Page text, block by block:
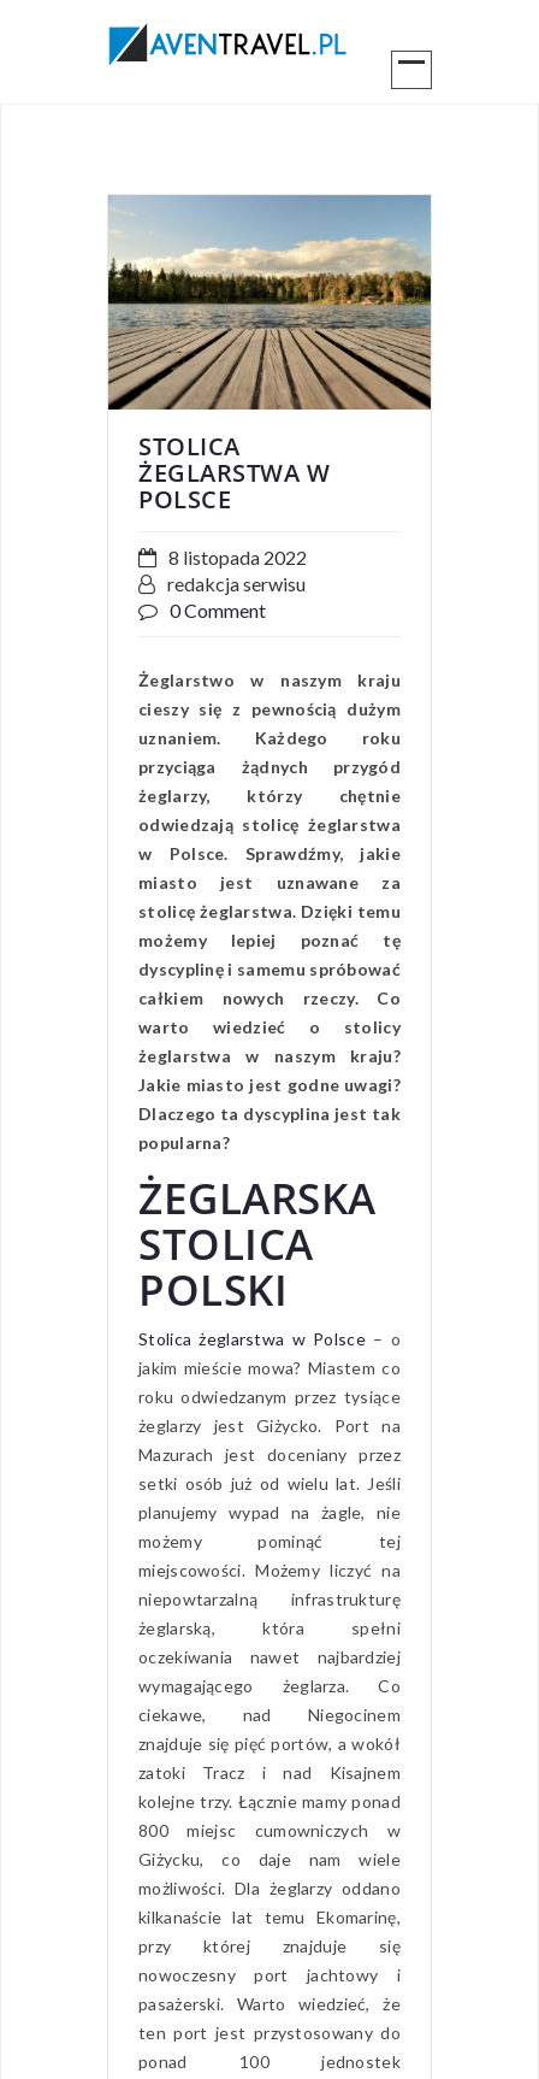
STOLICA
ŻEGLARSTWA W
POLSCE
8 listopada 2022
redakcja serwisu
0 Comment
Żeglarstwo w naszym kraju
cieszy się z pewnością dużym
uznaniem. Każdego roku
przyciąga żądnych przygód
żeglarzy, którzy chętnie
odwiedzają stolicę żeglarstwa
w Polsce. Sprawdźmy, jakie
miasto jest uznawane za
stolicę żeglarstwa. Dzięki temu
możemy lepiej poznać tę
dyscyplinę i samemu spróbować
całkiem nowych rzeczy. Co
warto wiedzieć o stolicy
żeglarstwa w naszym kraju?
Jakie miasto jest godne uwagi?
Dlaczego ta dyscyplina jest tak
popularna?
ŻEGLARSKA
STOLICA
POLSKI
Stolica żeglarstwa w Polsce– o
jakim mieście mowa? Miastem co
roku odwiedzanym przez tysiące
żeglarzy jest Giżycko. Port na
Mazurach jest doceniany przez
setki osób już od wielu lat. Jeśli
planujemy wypad na żagle, nie
możemy pominąć tej
miejscowości. Możemy liczyć na
niepowtarzalną infrastrukturę
żeglarską, która spełni
oczekiwania nawet najbardziej
wymagającego żeglarza. Co
ciekawe, nad Niegocinem
znajduje się pięć portów, a wokół
zatoki Tracz i nad Kisajnem
kolejne trzy. Łącznie mamy ponad
800 miejsc cumowniczych w
Giżycku, co daje nam wiele
możliwości. Dla żeglarzy oddano
kilkanaście lat temu Ekomarinę,
przy której znajduje się
nowoczesny port jachtowy i
pasażerski. Warto wiedzieć, że
ten port jest przystosowany do
ponad 100 jednostek